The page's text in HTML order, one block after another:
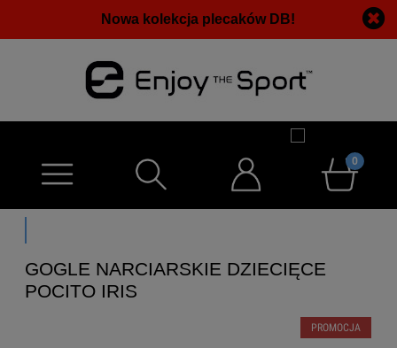
Nowa kolekcja plecaków DB!
GOGLE NARCIARSKIE DZIECIĘCE
POCITO IRIS
PROMOCJA